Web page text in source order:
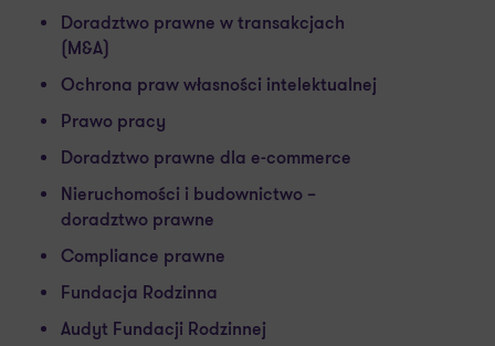
Doradztwo prawne w transakcjach
(M&A)
Ochrona praw własności intelektualnej
Prawo pracy
Doradztwo prawne dla e-commerce
Nieruchomości i budownictwo –
doradztwo prawne
Compliance prawne
Fundacja Rodzinna
Audyt Fundacji Rodzinnej